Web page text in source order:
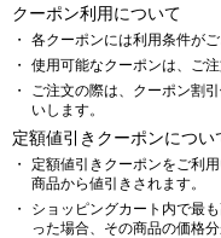
クーポン利用について
各クーポンには利用条件がご
使用可能なクーポンは、ご
ご注文の際は、クーポン割
いします。
定額値引きクーポンについ
定額値引きクーポンをご利
商品から値引きされます。
ショッピングカート内で最
った場合、その商品の価格